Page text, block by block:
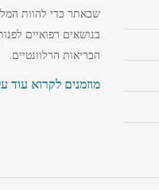
שבאתר כדי להוות
בנושאים רפואיים
הבריאות הרלוונטיים.
מוזמנים לקרוא עוד